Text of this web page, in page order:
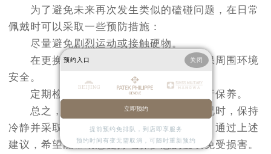
为了避免未来再次发生类似的磕碰问题，在日常
佩戴时可以采取一些预防措施：
尽量避免剧烈运动或接触硬物。
在更换表带或进行其他操作时，请确保周围环境
安全。
定期检查手表的状态，并根据需要进行保养。
总之，在遇到百达翡丽手表磕碰的情况时，保持
冷静并采取正确的处理方法是非常重要的。通过上述
建议，希望能帮助您更好地保护您的爱表免受损害。
预约入口 关闭
立即预约
提前预约免排队，到店即享服务
预约时间有变无需取消，可随时重新预约